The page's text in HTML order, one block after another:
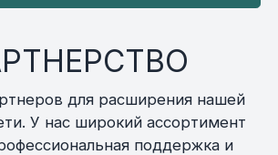
для расширения нашей
У нас широкий ассортимент
поддержка и